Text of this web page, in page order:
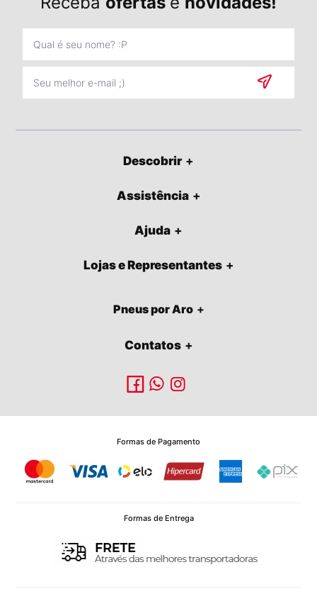
Descobrir
Assistência
Ajuda
Lojas e Representantes
Pneus por Aro
Contatos
Formas de Pagamento
Formas de Entrega